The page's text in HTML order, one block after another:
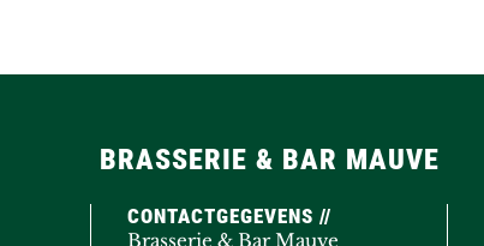
BRASSERIE & BAR MAUVE
CONTACTGEGEVENS //
Brasserie & Bar Mauve